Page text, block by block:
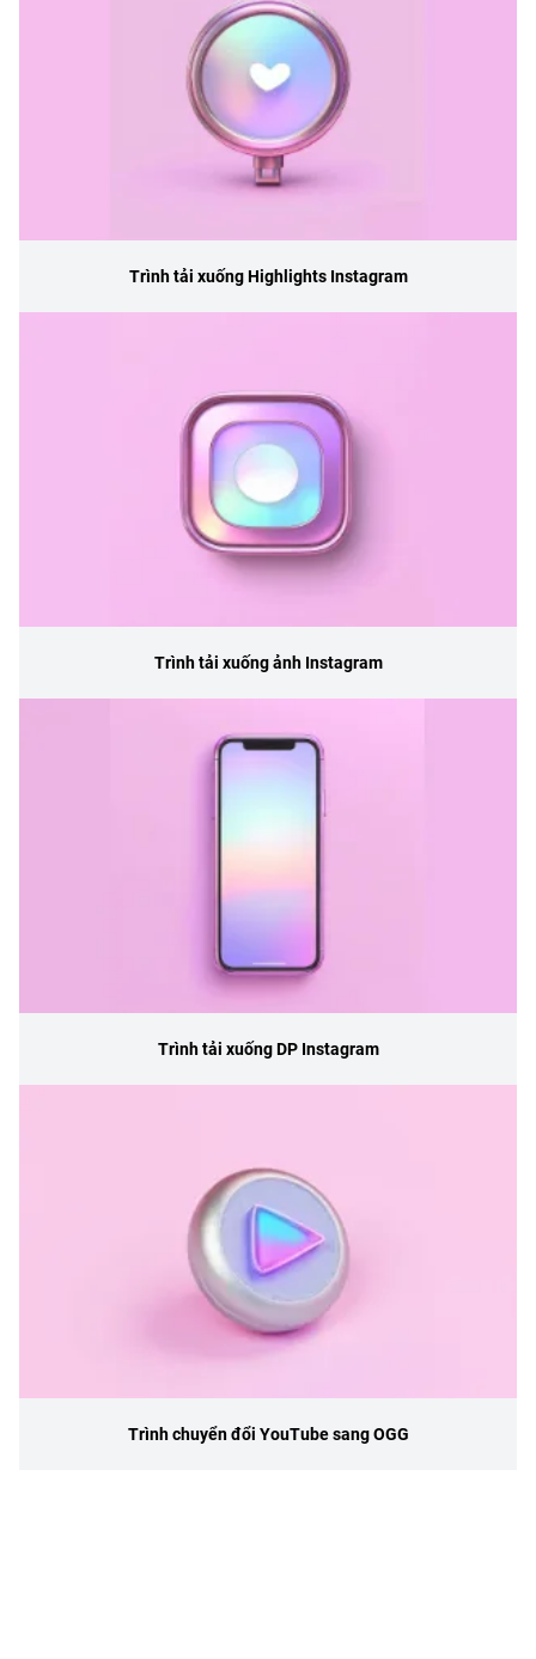
Trình tải xuống Highlights Instagram
Trình tải xuống ảnh Instagram
Trình tải xuống DP Instagram
Trình chuyển đổi YouTube sang OGG